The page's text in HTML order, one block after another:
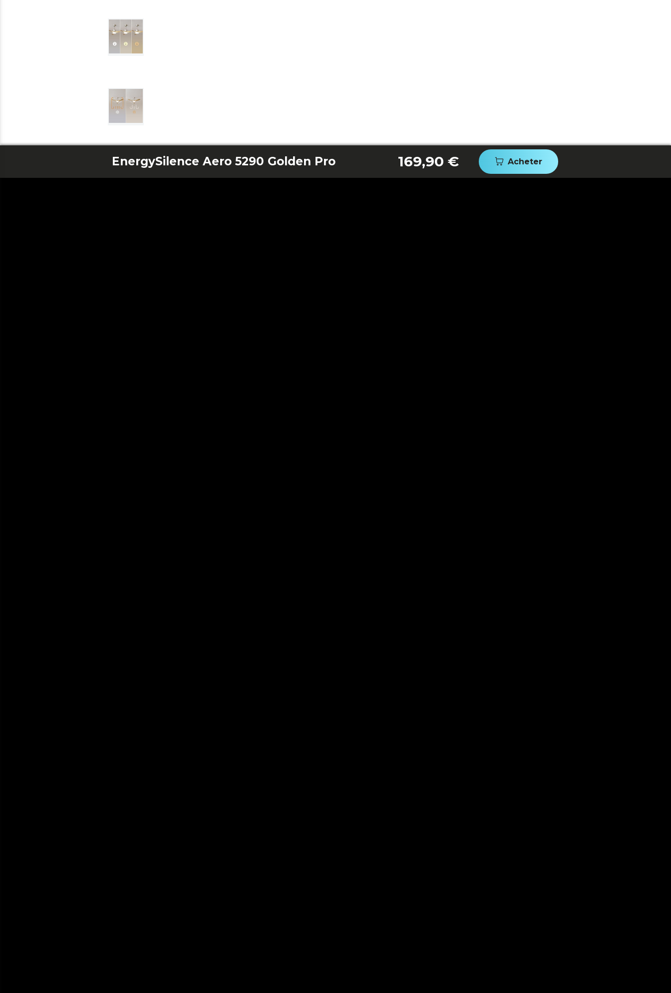
EnergySilence Aero 5290 Golden Pro 169,90 € Acheter